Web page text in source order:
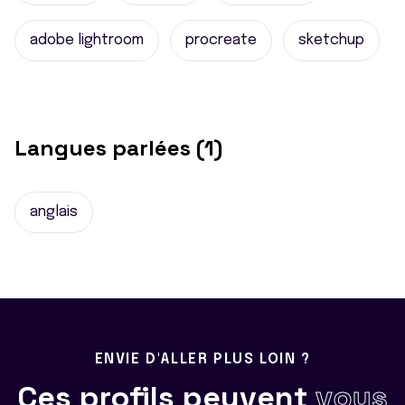
adobe lightroom procreate sketchup
Langues parlées (1)
anglais
ENVIE D'ALLER PLUS LOIN ?